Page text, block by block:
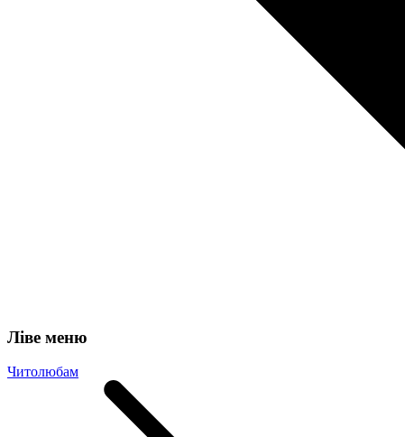
Ліве меню
Читолюбам